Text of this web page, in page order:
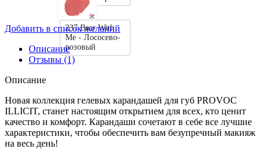
237 Bear With
Me - Лососево-
розовый
Добавить в список желаний
Описание
Отзывы (1)
Описание
Новая коллекция гелевых карандашей для губ PROVOС
ILLICIT, станет настоящим открытием для всех, кто ценит
качество и комфорт. Карандаши сочетают в себе все лучшие
характеристики, чтобы обеспечить вам безупречный макияж
на весь день!